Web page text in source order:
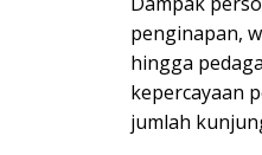
penginapan,
hingga
kepercayaan
jumlah